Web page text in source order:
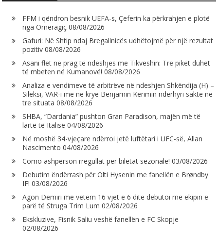
FFM i qëndron besnik UEFA-s, Çeferin ka përkrahjen e plotë
nga Omeragiç 08/08/2026
Gafuri: Në Shtip ndaj Bregallnicës udhëtojmë për një rezultat
pozitiv 08/08/2026
Asani flet në prag të ndeshjes me Tikveshin: Tre pikët duhet
të mbeten në Kumanovë! 08/08/2026
Analiza e vendimeve të arbitrëve në ndeshjen Shkëndija (H) –
Sileksi, VAR-i me në krye Benjamin Kerimin ndërhyri saktë në
tre situata 08/08/2026
SHBA, “Dardania” pushton Gran Paradison, majën më të
lartë të Italisë 04/08/2026
Në moshë 34-vjeçare ndërroi jetë luftëtari i UFC-së, Allan
Nascimento 04/08/2026
Como ashpërson rregullat për biletat sezonale! 03/08/2026
Debutim ëndërrash për Olti Hysenin me fanellën e Brøndby
IF! 03/08/2026
Agon Demiri me vetëm 16 vjet e 6 ditë debutoi me ekipin e
parë të Struga Trim Lum 02/08/2026
Ekskluzive, Fisnik Saliu veshë fanellën e FC Skopje
02/08/2026